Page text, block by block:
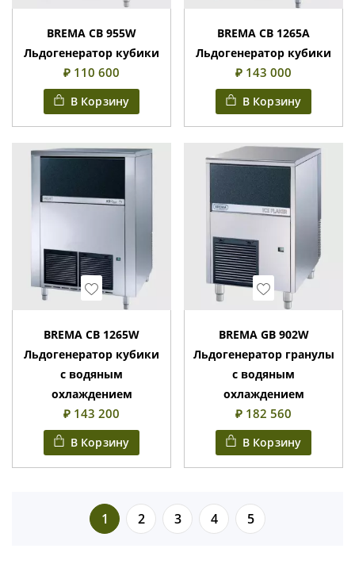
Wishlist
BREMA CB 955W
Льдогенератор кубики
₽ 110 600
В Корзину
Wishlist
BREMA CB 1265A
Льдогенератор кубики
₽ 143 000
В Корзину
Wishlist
BREMA CB 1265W
Льдогенератор кубики
с водяным
охлаждением
₽ 143 200
В Корзину
Wishlist
BREMA GB 902W
Льдогенератор гранулы
с водяным
охлаждением
₽ 182 560
В Корзину
1 2 3 4 5